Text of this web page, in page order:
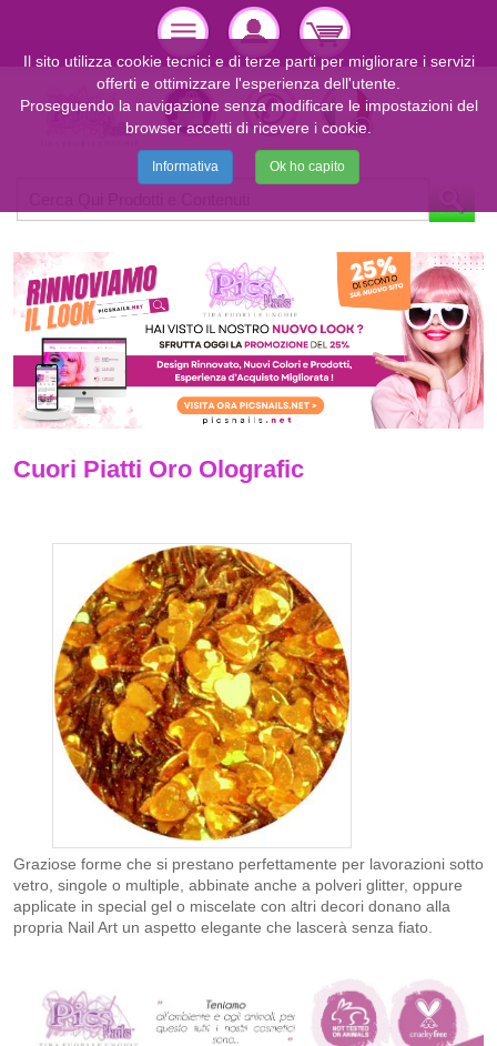
Cuori Piatti Oro Olografic
Graziose forme che si prestano perfettamente per lavorazioni sotto
vetro, singole o multiple, abbinate anche a polveri glitter, oppure
applicate in special gel o miscelate con altri decori donano alla
propria Nail Art un aspetto elegante che lascerà senza fiato.
Il sito utilizza cookie tecnici e di terze parti per migliorare i servizi
offerti e ottimizzare l'esperienza dell'utente.
Proseguendo la navigazione senza modificare le impostazioni del
browser accetti di ricevere i cookie.
Informativa Ok ho capito